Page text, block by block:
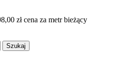
złcena za metr bieżący
Szukaj